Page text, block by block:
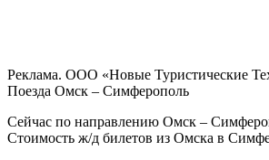
Реклама. ООО «Новые Туристические
Поезда Омск – Симферополь
Сейчас по направлению Омск –
Стоимость ж/д билетов из Омска в